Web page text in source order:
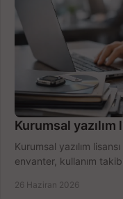
Kurumsal
Kurumsal yazılım
envanter, kullanım
26 Haziran 2026